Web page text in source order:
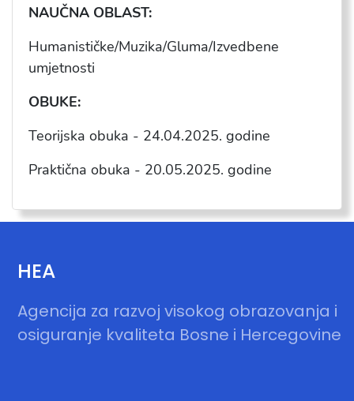
NAUČNA OBLAST:
Humanističke/Muzika/Gluma/Izvedbene
umjetnosti
OBUKE:
Teorijska obuka - 24.04.2025. godine
Praktična obuka - 20.05.2025. godine
HEA
Agencija za razvoj visokog obrazovanja i
osiguranje kvaliteta Bosne i Hercegovine